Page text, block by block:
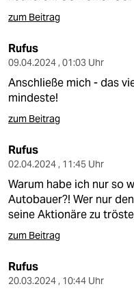
zum Beitrag
Rufus
09.04.2024 , 01:03 Uhr
Anschließe mich - das
mindeste!
zum Beitrag
Rufus
02.04.2024 , 11:45 Uhr
Warum habe ich nur so
Autobauer?! Wer nur
seine Aktionäre zu
zum Beitrag
Rufus
20.03.2024 , 10:44 Uhr